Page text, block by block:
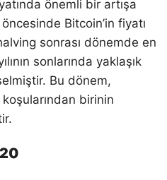
önemli bir artışa
Bitcoin’in fiyatı
sonrası dönemde en
sonlarında yaklaşık
Bu dönem,
birinin